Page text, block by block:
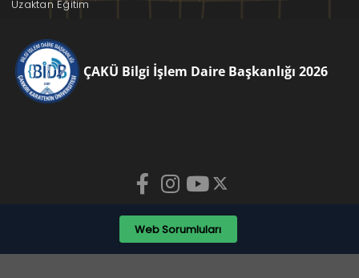
Uzaktan Eğitim
ÇAKÜ Bilgi İşlem Daire Başkanlığı 2026
Web Sorumluları